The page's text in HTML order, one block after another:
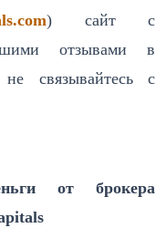
) сайт с
отзывами в
связывайтесь с
от брокера